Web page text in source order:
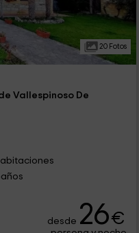
20 Fotos
Vallespinoso De
desde 26€